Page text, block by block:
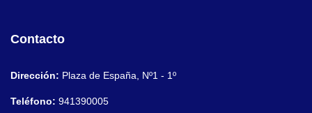
Contacto
Dirección: Plaza de España, Nº1 - 1º
Teléfono: 941390005